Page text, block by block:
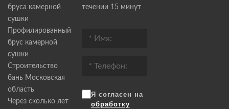
бруса камерной
сушки
Профилированный
брус камерной
сушки
Строительство
бань Московская
область
Через сколько лет
течении 15 минут
Я согласен на
обработку